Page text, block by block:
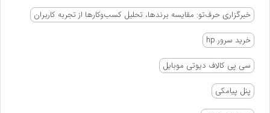
خبرگزاری حرف‌تو: مقایسه برندها، تحلیل کسب‌وکارها از تجربه کاربران
خرید سرور hp
سی پی کالاف دیوتی موبایل
پنل پیامکی